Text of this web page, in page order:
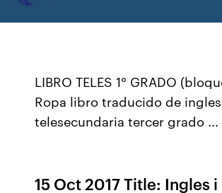
LIBRO TELES 1° GRADO
Ropa libro traducido de ingles
telesecundaria tercer grado ...
15 Oct 2017 Title: Ingles